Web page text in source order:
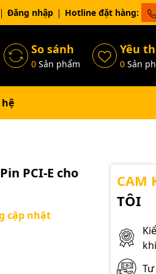
Đăng nhập Hotline đặt hàng:
So sánh
0Sản phẩm
Yêu
0Sản
PCI-E cho
cập nhật
CAM
TÔI